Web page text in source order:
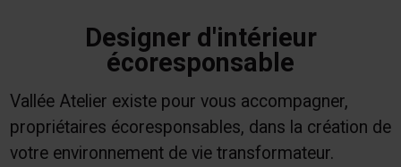
Designer d'intérieur
écoresponsable
Vallée Atelier existe pour vous accompagner,
propriétaires écoresponsables, dans la création de
votre environnement de vie transformateur.